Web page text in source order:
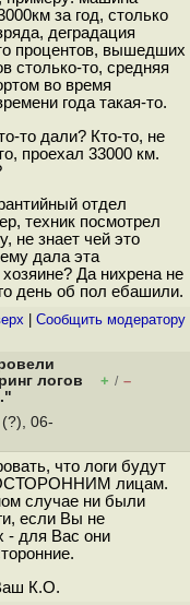
за год, столько
деградация
процентов, вышедших
столько-то, средняя
во время
года такая-то.
то дали? Кто-то, не
проехал 33000 км.
отдел
техник посмотрел
не знает чей это
дала эта
Да нихрена не
день об пол ебашили.
Cообщить модератору
логов
+ / –
(?), 06-
что логи будут
лицам.
случае ни были
если Вы не
- для Вас они
К.О.